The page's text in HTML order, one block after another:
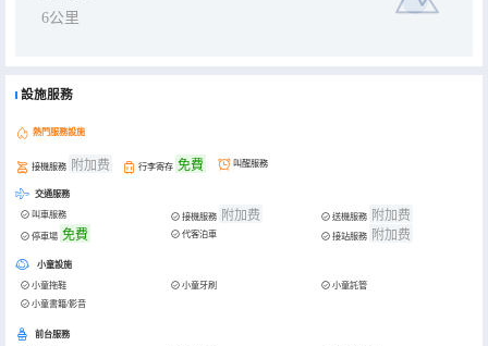
6公里
設施服務
熱門服務設施
接機服務 附加费 行李寄存 免費 叫醒服務
交通服務
叫車服務 接機服務 附加费 送機服務 附加费
停車場 免費 代客泊車 接站服務 附加费
小童設施
小童拖鞋 小童牙刷
小童託管
小童書籍/影音
前台服務